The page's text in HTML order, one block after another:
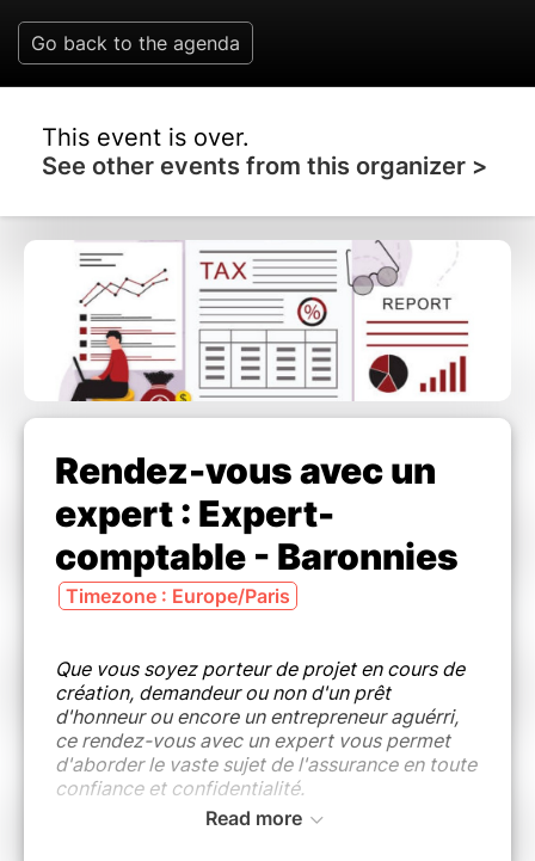
Go back to the agenda
This event is over.
See other events from this organizer >
Rendez-vous avec un
expert : Expert-
comptable - Baronnies
Timezone : Europe/Paris
Que vous soyez porteur de projet en cours de
création, demandeur ou non d'un prêt
d'honneur ou encore un entrepreneur aguérri,
ce rendez-vous avec un expert vous permet
d'aborder le vaste sujet de l'assurance en toute
confiance et confidentialité.
Read more